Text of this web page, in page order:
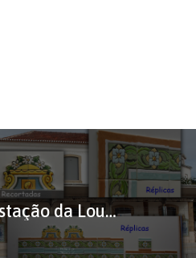
Estação da Lousã – Réplica de Azulejos em Corda-Seca